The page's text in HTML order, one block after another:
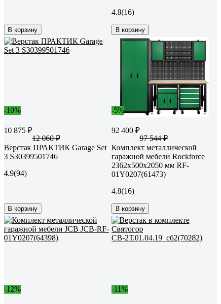
В корзину
4.8(16)
В корзину
-10%
10 875 ₽
12 060 ₽
Верстак ПРАКТИК Garage Set
3 S30399501746
4.9(94)
В корзину
-5%
92 400 ₽
97 544 ₽
Комплект металлической
гаражной мебели Rockforce
2362x500x2050 мм RF-
01Y0207(61473)
4.8(16)
В корзину
-12% -11%